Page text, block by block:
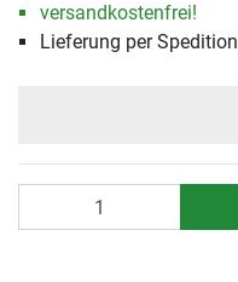
versandkostenfrei!
Lieferung per Spedition